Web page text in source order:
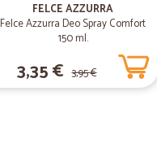
FELCE AZZURRA
Felce Azzurra Deo Spray Comfort
150 ml.
3,35 € 3,95 €